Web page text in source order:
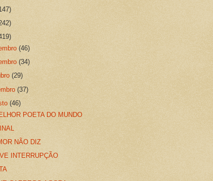
(46)
(34)
(29)
(37)
(46)
POETA DO MUNDO
NÃO DIZ
INTERRUPÇÃO